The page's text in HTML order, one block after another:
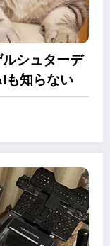
シュターデ
も知らない